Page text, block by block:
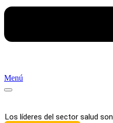
Menú
Los líderes del sector salud son